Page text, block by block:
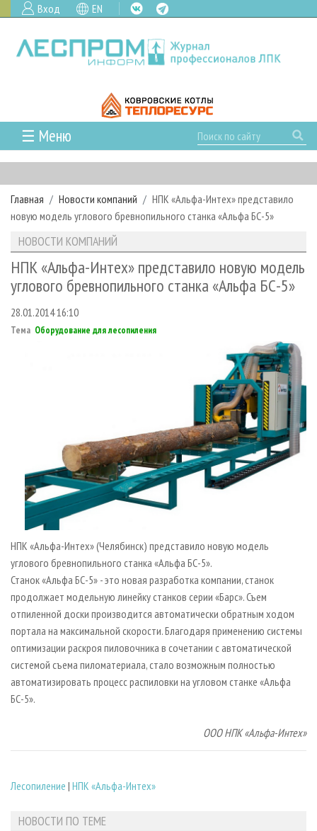
Вход EN
☰ Меню
ГЛАВНАЯ
РУБРИКИ И ТЕМЫ
РУБРИКИ ЖУРНАЛА
ЛЕСНОЕ ХОЗЯЙСТВО
ЛЕСОЗАГОТОВКА
ЛЕСОПИЛЕНИЕ
СУШКА ДРЕВЕСИНЫ
ИНСТРУМЕНТ И МАТЕРИАЛЫ
НОВОСТИ
КАЛЕНДАРЬ СОБЫТИЙ
НОВОСТИ ЛПК
НОВОСТИ ЖУРНАЛА
ПРОЕКТЫ ЛПИ
АНАЛИТИКА
ПРЕДПРИЯТИЯ ЛПК
ПЕРСОНЫ
ГАЗЕТА ЛЕСПРОМФОРУМ
БИБЛИОТЕКА СПЕЦИАЛИСТА
АРХИВ
АРХИВ ЖУРНАЛОВ
СТАТЬИ
О ЖУРНАЛЕ
ПОДПИСКА
КОНТАКТЫ
РЕКЛАМОДАТЕЛЯМ
РЕКЛАМА
Главная Новости компаний
НПК «Альфа-Интех» представило
новую модель углового бревнопильного станка «Альфа БС-5»
НОВОСТИ КОМПАНИЙ
НПК «Альфа-Интех» представило новую модель
углового бревнопильного станка «Альфа БС-5»
28.01.2014 16:10
Тема Оборудование для лесопиления
НПК «Альфа-Интех» (Челябинск) представило новую модель
углового бревнопильного станка «Альфа БС-5».
Станок «Альфа БС-5» - это новая разработка компании, станок
продолжает модельную линейку станков серии «Барс». Съем
отпиленной доски производится автоматически обратным ходом
портала на максимальной скорости. Благодаря применению системы
оптимизации раскроя пиловочника в сочетании с автоматической
системой съема пиломатериала, стало возможным полностью
автоматизировать процесс распиловки на угловом станке «Альфа
БС-5».
ООО НПК «Альфа-Интех»
Лесопиление | НПК «Альфа-Интех»
НОВОСТИ ПО ТЕМЕ